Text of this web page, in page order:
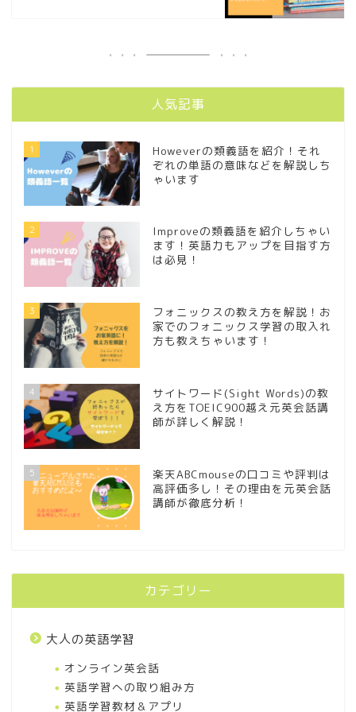
人気記事
1
Howeverの類義語を紹介！それ
ぞれの単語の意味などを解説しち
ゃいます
2
Improveの類義語を紹介しちゃい
ます！英語力もアップを目指す方
は必見！
3
フォニックスの教え方を解説！お
家でのフォニックス学習の取入れ
方も教えちゃいます！
4
サイトワード(Sight Words)の教
え方をTOEIC900越え元英会話講
師が詳しく解説！
5
楽天ABCmouseの口コミや評判は
高評価多し！その理由を元英会話
講師が徹底分析！
カテゴリー
大人の英語学習
オンライン英会話
英語学習への取り組み方
英語学習教材＆アプリ